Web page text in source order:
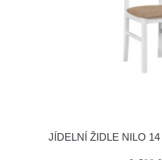
JÍDELNÍ ŽIDLE NILO